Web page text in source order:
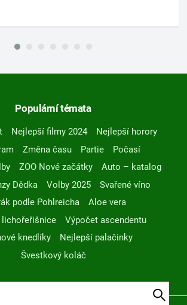
Populární témata
Nejlepší filmy 2024
Nejlepší horory
Změna času Partie
Počasí
ZOO Nové začátky
Auto – katalog
Dědka
Volby 2025
Svařené víno
podle Pohlreicha
Aloe vera
lichořeřišnice
Výpočet ascendentu
knedlíky
Nejlepší palačinky
Švestkový koláč